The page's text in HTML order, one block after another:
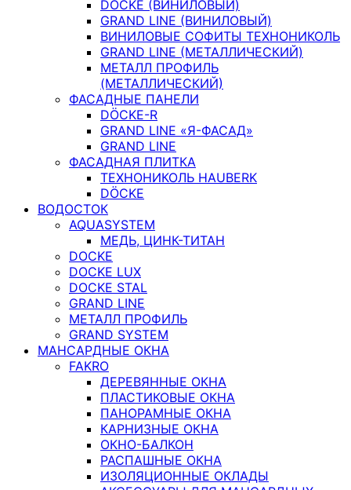
DOCKE (ВИНИЛОВЫЙ)
GRAND LINE (ВИНИЛОВЫЙ)
ВИНИЛОВЫЕ СОФИТЫ ТЕХНОНИКОЛЬ
GRAND LINE (МЕТАЛЛИЧЕСКИЙ)
МЕТАЛЛ ПРОФИЛЬ
(МЕТАЛЛИЧЕСКИЙ)
ФАСАДНЫЕ ПАНЕЛИ
DÖCKE-R
GRAND LINE «Я-ФАСАД»
GRAND LINE
ФАСАДНАЯ ПЛИТКА
ТЕХНОНИКОЛЬ HAUBERK
DÖCKE
ВОДОСТОК
AQUASYSTEM
МЕДЬ, ЦИНК-ТИТАН
DOCKE
DOCKE LUX
DOCKE STAL
GRAND LINE
МЕТАЛЛ ПРОФИЛЬ
GRAND SYSTEM
МАНСАРДНЫЕ ОКНА
FAKRO
ДЕРЕВЯННЫЕ ОКНА
ПЛАСТИКОВЫЕ ОКНА
ПАНОРАМНЫЕ ОКНА
КАРНИЗНЫЕ ОКНА
ОКНО-БАЛКОН
РАСПАШНЫЕ ОКНА
ИЗОЛЯЦИОННЫЕ ОКЛАДЫ